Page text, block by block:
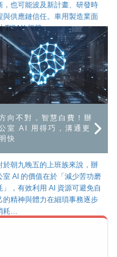
，也可能波及新計畫、研發時
與供應鏈信任。車用製造業面
TISAX 規範…
向不對，智慧白費！辦
室 AI 用得巧，溝通更
快
於朝九晚五的上班族來說，辦
室 AI 的價值在於「減少苦功磨
」，有效利用 AI 資源可避免自
的精神與體力在細瑣事務逐步
耗…